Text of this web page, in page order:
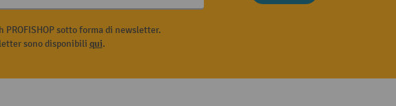
sotto forma di newsletter.
sono disponibili qui.